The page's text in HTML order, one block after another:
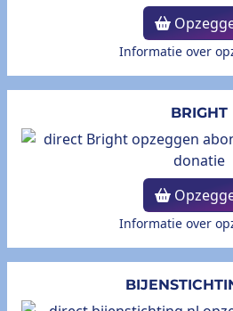
Informatie over
BRIGHT
Informatie over